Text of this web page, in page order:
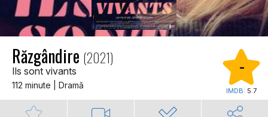
Răzgândire (2021)
Ils sont vivants
112 minute | Dramă
-
IMDB: 5.7